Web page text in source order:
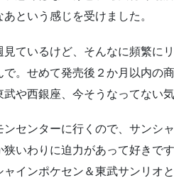
という感じを受けました。
ているけど、そんなに頻繁に
で。せめて発売後２か月以内の
や西銀座、今そうなってない
センターに行くので、サンシ
いわりに迫力があって好きで
インポケセン＆東武サンリオ